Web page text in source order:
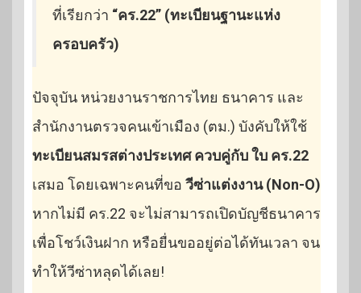
ที่เรียกว่า “คร.22” (ทะเบียนฐานะแห่ง
ครอบครัว)
ปัจจุบัน หน่วยงานราชการไทย ธนาคาร และ
สำนักงานตรวจคนเข้าเมือง (ตม.) บังคับให้ใช้
ทะเบียนสมรสต่างประเทศ ควบคู่กับ ใบ คร.22
เสมอ โดยเฉพาะคนที่ขอ วีซ่าแต่งงาน (Non-O)
หากไม่มี คร.22 จะไม่สามารถเปิดบัญชีธนาคาร
เพื่อโชว์เงินฝาก หรือยื่นขออยู่ต่อได้ทันเวลา จน
ทำให้วีซ่าหลุดได้เลย!